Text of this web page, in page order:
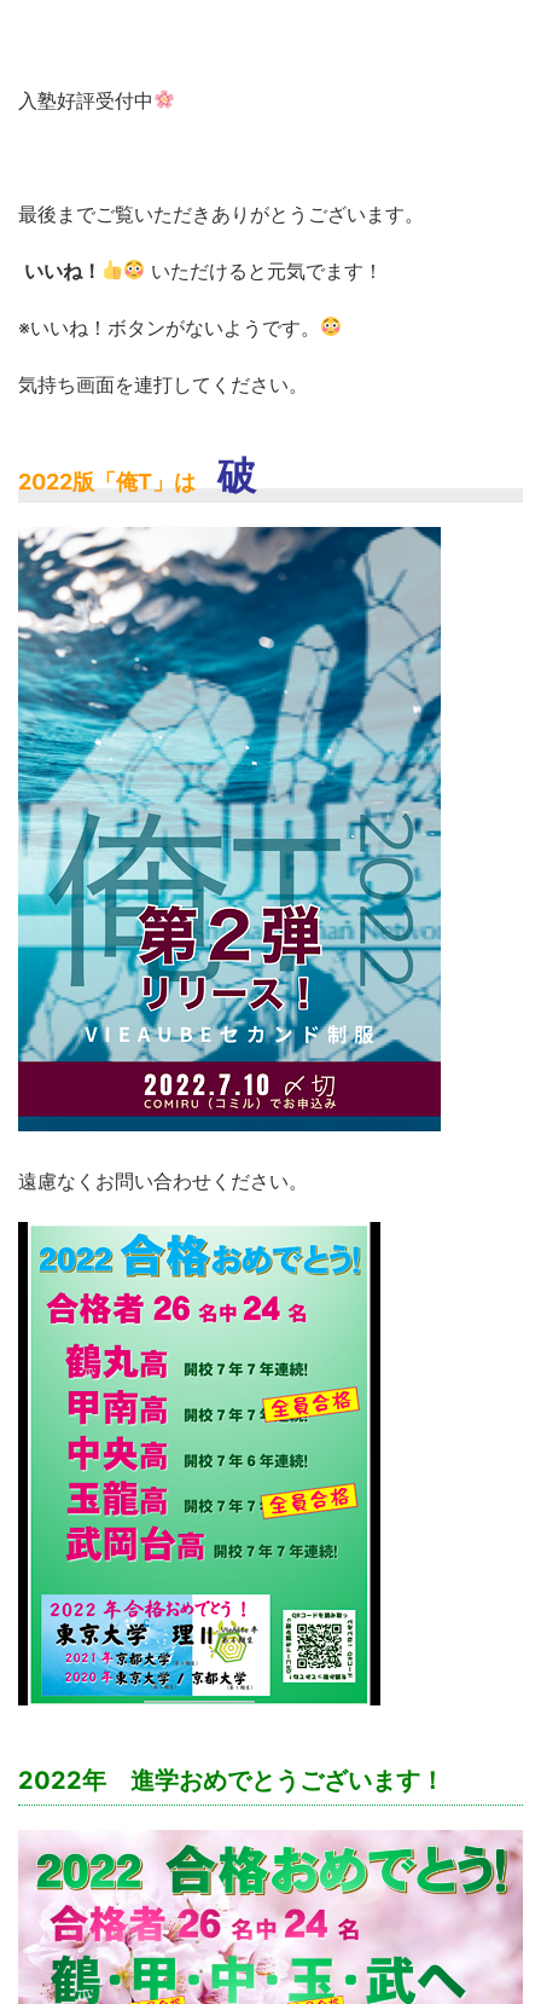
入塾好評受付中
最後までご覧いただきありがとうございます。
いいね！ いただけると元気でます！
※いいね！ボタンがないようです。
気持ち画面を連打してください。
2022版「俺T」は 破
遠慮なくお問い合わせください。
2022年 進学おめでとうございます！